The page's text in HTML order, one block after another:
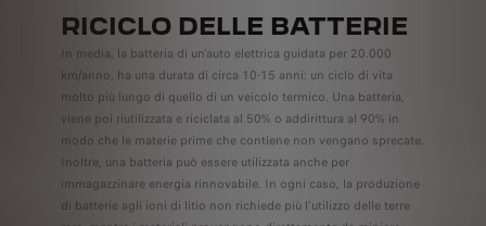
RICICLO DELLE BATTERIE
In media, la batteria di un'auto elettrica guidata per 20.000
km/anno, ha una durata di circa 10-15 anni: un ciclo di vita
molto più lungo di quello di un veicolo termico. Una batteria,
viene poi riutilizzata e riciclata al 50% o addirittura al 90% in
modo che le materie prime che contiene non vengano sprecate.
Inoltre, una batteria può essere utilizzata anche per
immagazzinare energia rinnovabile. In ogni caso, la produzione
di batterie agli ioni di litio non richiede più l'utilizzo delle terre